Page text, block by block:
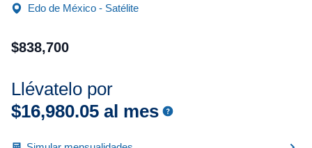
Edo de México - Satélite
$838,700
Llévatelo por
$16,980.05 al mes